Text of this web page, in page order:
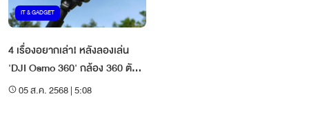
IT & GADGET
4 เรื่องอยากเล่า! หลังลองเล่น
'DJI Osmo 360' กล้อง 360 ตัว
แรกของ DJI
05 ส.ค. 2568 | 5:08